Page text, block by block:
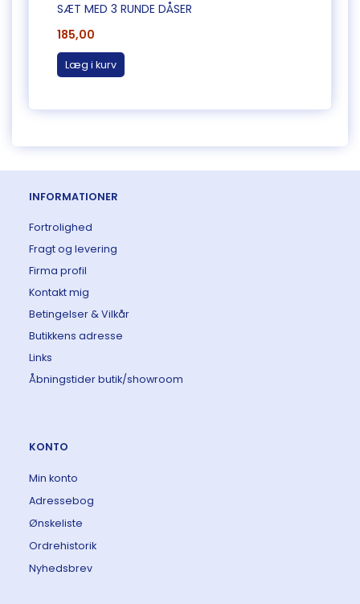
SÆT MED 3 RUNDE DÅSER
185,00
Læg i kurv
INFORMATIONER
Fortrolighed
Fragt og levering
Firma profil
Kontakt mig
Betingelser & Vilkår
Butikkens adresse
Links
Åbningstider butik/showroom
KONTO
Min konto
Adressebog
Ønskeliste
Ordrehistorik
Nyhedsbrev